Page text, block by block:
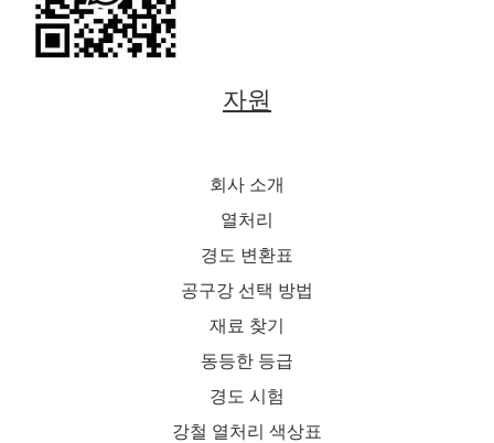
자원
회사 소개
열처리
경도 변환표
공구강 선택 방법
재료 찾기
동등한 등급
경도 시험
강철 열처리 색상표